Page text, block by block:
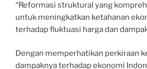
“Reformasi struktural yang
untuk meningkatkan ketahanan
terhadap fluktuasi harga dan
Dengan memperhatikan perkiraan
dampaknya terhadap ekonomi